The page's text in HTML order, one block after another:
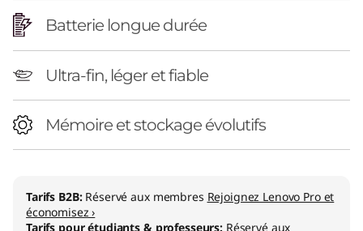
Batterie longue durée
Ultra-fin, léger et fiable
Mémoire et stockage évolutifs
Tarifs B2B: Réservé aux membres Rejoignez Lenovo Pro et
économisez ›
Tarifs pour étudiants & professeurs: Réservé aux